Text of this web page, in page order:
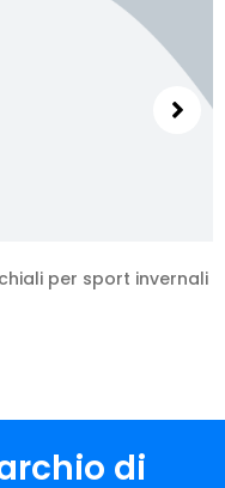
per sport invernali
di